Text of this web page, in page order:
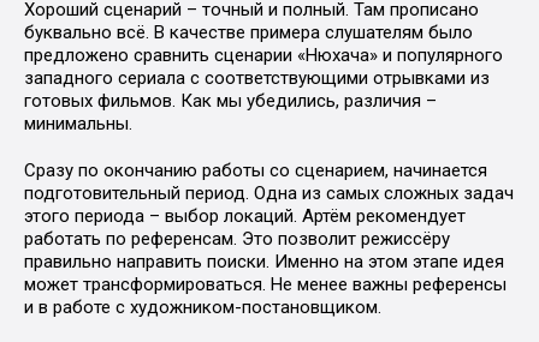
Хороший сценарий – точный и полный. Там прописано
буквально всё. В качестве примера слушателям было
предложено сравнить сценарии «Нюхача» и популярного
западного сериала с соответствующими отрывками из
готовых фильмов. Как мы убедились, различия –
минимальны.
Сразу по окончанию работы со сценарием, начинается
подготовительный период. Одна из самых сложных задач
этого периода – выбор локаций. Артём рекомендует
работать по референсам. Это позволит режиссёру
правильно направить поиски. Именно на этом этапе идея
может трансформироваться. Не менее важны референсы
и в работе с художником-постановщиком.